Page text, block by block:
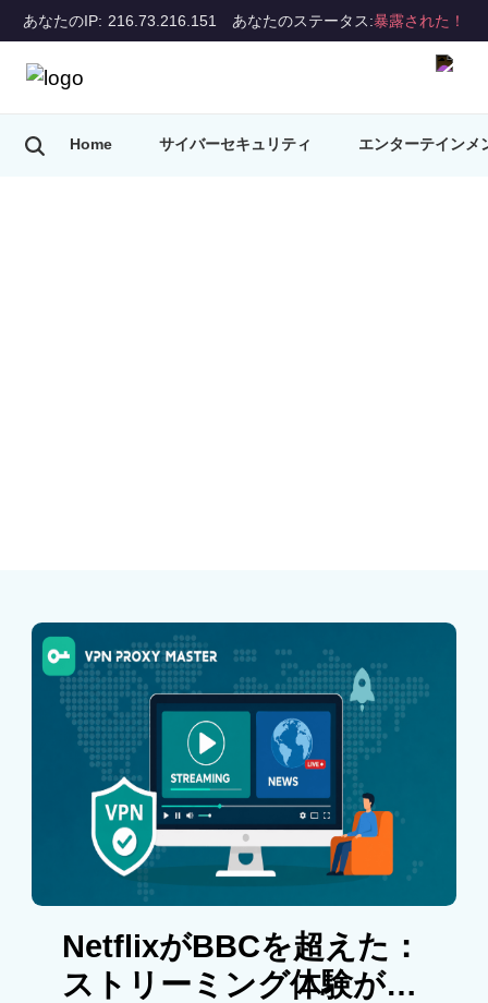
あなたのIP: 216.73.216.151 あなたのステータス:暴露された！
Home サイバーセキュリティ エンターテインメ
NetflixがBBCを超えた：
ストリーミング体験が地